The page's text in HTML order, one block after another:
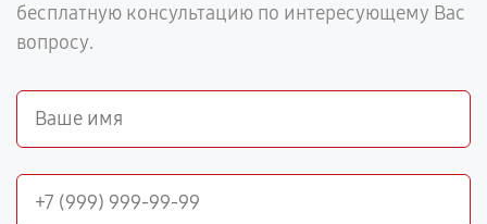
бесплатную консультацию по интересующему Вас
вопросу.